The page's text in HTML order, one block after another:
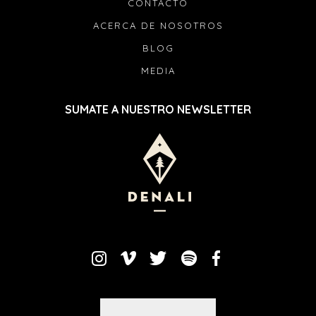
CONTACTO
ACERCA DE NOSOTROS
BLOG
MEDIA
SUMATE A NUESTRO NEWSLETTER